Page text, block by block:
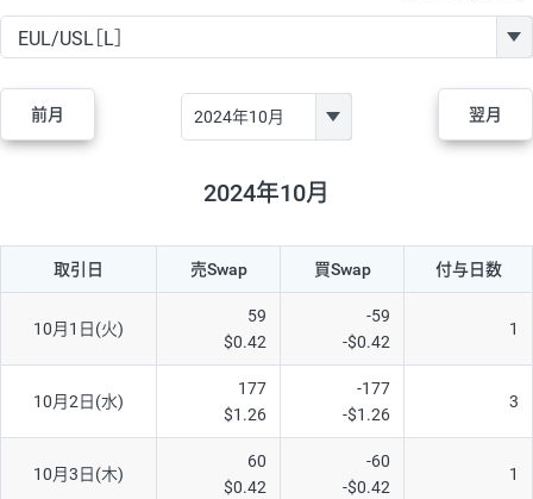
EUR/JPY 75円 74,270円 10円
GBP/JPY 170円 86,230円 19.7円
AUD/JPY 23.5円
NZD/JPY 28円 36,920円 7.5円
38円 45,810円
TRY/JPY 26円 1,400円 185.7円
35円 17,280円
HUF/JPY 2,090円
ZAR/JPY 130円 39,680円 32.7円
MXN/JPY 140円 37,180円
前月 翌月
2024年10月
取引日 売Swap 買Swap 付与日数
10月1日(火)
59
$0.42
-59
-$0.42
1
10月2日(水)
177
$1.26
-177
-$1.26
3
10月3日(木)
60
$0.42
-60
-$0.42
1